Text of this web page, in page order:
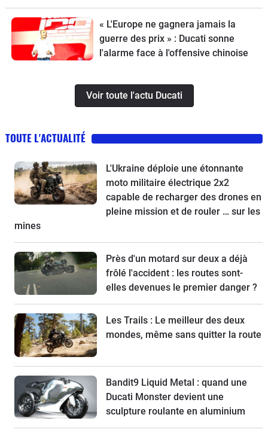
« L'Europe ne gagnera jamais la
guerre des prix » : Ducati sonne
l'alarme face à l'offensive chinoise
Voir toute l'actu Ducati
TOUTE L'ACTUALITÉ
L'Ukraine déploie une étonnante
moto militaire électrique 2x2
capable de recharger des drones en
pleine mission et de rouler … sur les
mines
Près d'un motard sur deux a déjà
frôlé l'accident : les routes sont-
elles devenues le premier danger ?
Les Trails : Le meilleur des deux
mondes, même sans quitter la route
Bandit9 Liquid Metal : quand une
Ducati Monster devient une
sculpture roulante en aluminium